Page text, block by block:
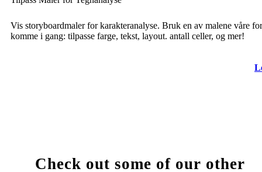
Vis storyboardmaler for karakteranalyse. Bruk en av malene våre
komme i gang: tilpasse farge, tekst, layout. antall celler, og mer!
Check out some of our other